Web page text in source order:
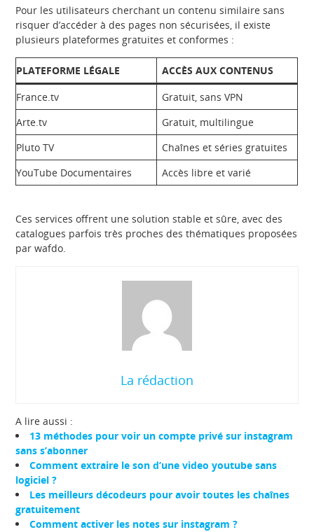
Pour les utilisateurs cherchant un contenu similaire sans
risquer d’accéder à des pages non sécurisées, il existe
plusieurs plateformes gratuites et conformes :
PLATEFORME LÉGALE
ACCÈS AUX CONTENUS
France.tv
Gratuit, sans VPN
Arte.tv
Gratuit, multilingue
Pluto TV
Chaînes et séries gratuites
YouTube Documentaires
Accès libre et varié
Ces services offrent une solution stable et sûre, avec des
catalogues parfois très proches des thématiques proposées
par wafdo.
La rédaction
A lire aussi :
13 méthodes pour voir un compte privé sur instagram
sans s’abonner
Comment extraire le son d’une video youtube sans
logiciel ?
Les meilleurs décodeurs pour avoir toutes les chaînes
gratuitement
Comment activer les notes sur instagram ?